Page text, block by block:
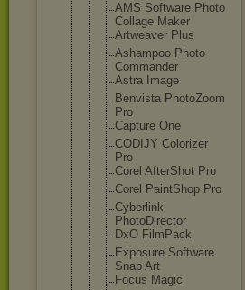
AMS Software Photo
Collage Maker
Artweaver Plus
Ashampoo Photo
Commander
Astra Image
Benvista PhotoZoom
Pro
Capture One
CODIJY Colorizer
Pro
Corel AfterShot Pro
Corel PaintShop Pro
Cyberlink
PhotoDirector
DxO FilmPack
Exposure Software
Snap Art
Focus Magic